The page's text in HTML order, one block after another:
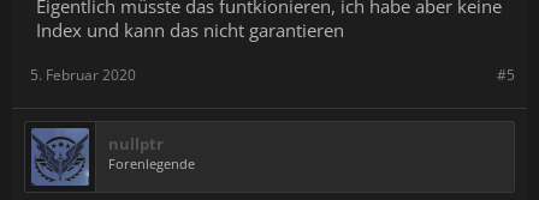
Eigentlich müsste das funtkionieren, ich habe aber keine
Index und kann das nicht garantieren
#5
5. Februar 2020
nullptr
Forenlegende